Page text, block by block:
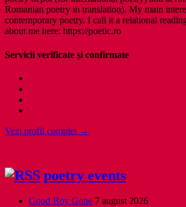
Romanian poetry in translation). My main
contemporary poetry. I call it a relational
about me here: https://poetic.ro
Servicii verificate și confirmate
Vezi profil complet →
poetry events
Good Boy Gone 7 august 2026